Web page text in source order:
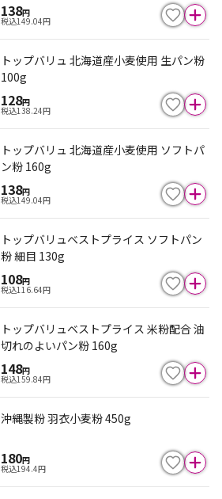
138円
税込149.04円
トップバリュ 北海道産小麦使用 生パン粉
100g
128円
税込138.24円
トップバリュ 北海道産小麦使用 ソフトパ
ン粉 160g
138円
税込149.04円
トップバリュベストプライス ソフトパン
粉 細目 130g
108円
税込116.64円
トップバリュベストプライス 米粉配合 油
切れのよいパン粉 160g
148円
税込159.84円
沖縄製粉 羽衣小麦粉 450g
180円
税込194.4円